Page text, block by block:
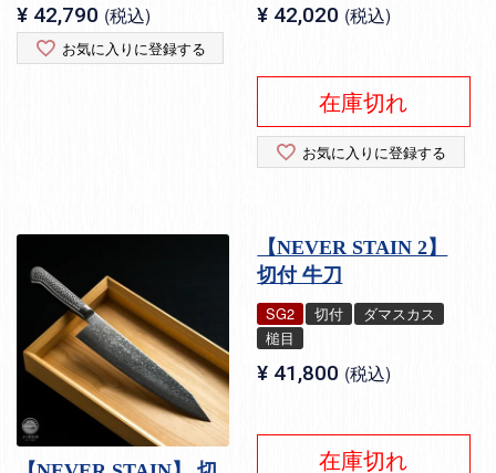
¥ 42,790 税込
お気に入りに登録する
¥ 42,020 税込
在庫切れ
お気に入りに登録する
【NEVER STAIN 2】
切付 牛刀
SG2 切付
ダマスカス
槌目
¥ 41,800 税込
在庫切れ